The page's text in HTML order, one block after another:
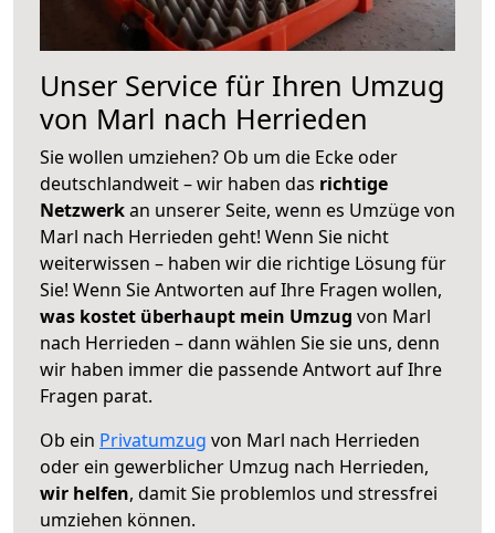
Unser Service für Ihren Umzug
von Marl nach Herrieden
Sie wollen umziehen? Ob um die Ecke oder
deutschlandweit – wir haben das richtige
Netzwerkan unserer Seite, wenn es Umzüge von
Marl nach Herrieden geht! Wenn Sie nicht
weiterwissen – haben wir die richtige Lösung für
Sie! Wenn Sie Antworten auf Ihre Fragen wollen,
was kostet überhaupt mein Umzug von Marl
nach Herrieden – dann wählen Sie sie uns, denn
wir haben immer die passende Antwort auf Ihre
Fragen parat.
Ob ein Privatumzug von Marl nach Herrieden
oder ein gewerblicher Umzug nach Herrieden,
wir helfen, damit Sie problemlos und stressfrei
umziehen können.